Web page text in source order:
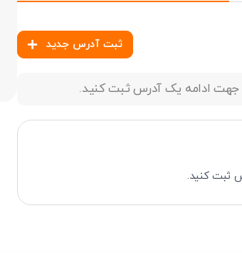
ثبت آدرس جدید
جهت ادامه یک آدرس ثبت کنید.
ثبت کنید.